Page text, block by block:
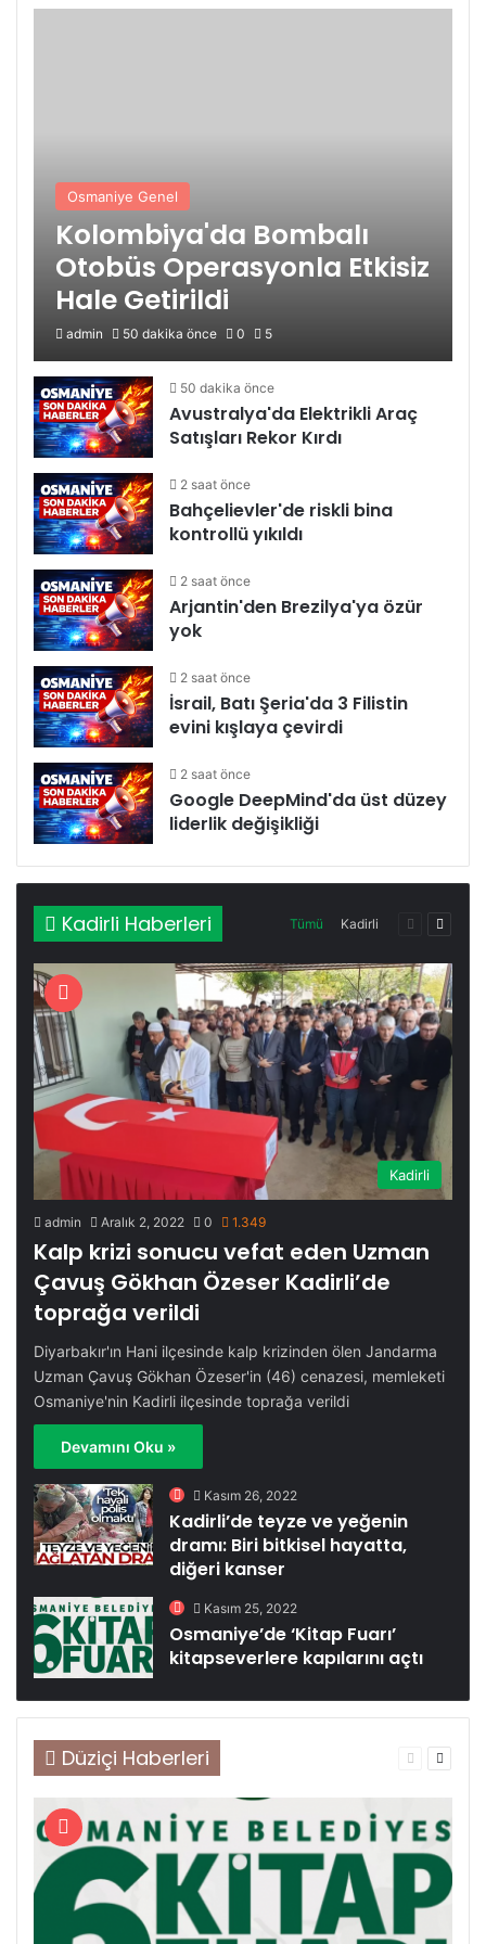
Osmaniye Genel
Kolombiya'da Bombalı
Otobüs Operasyonla Etkisiz
Hale Getirildi
admin 50 dakika önce 0 5
50 dakika önce
Avustralya'da Elektrikli Araç
Satışları Rekor Kırdı
2 saat önce
Bahçelievler'de riskli bina
kontrollü yıkıldı
2 saat önce
Arjantin'den Brezilya'ya özür
yok
2 saat önce
İsrail, Batı Şeria'da 3 Filistin
evini kışlaya çevirdi
2 saat önce
Google DeepMind'da üst düzey
liderlik değişikliği
Kadirli Haberleri Tümü Kadirli
Önceki
Kadirli
admin Aralık 2, 2022 0 1.349
Kalp krizi sonucu vefat eden Uzman
Çavuş Gökhan Özeser Kadirli’de
toprağa verildi
Diyarbakır'ın Hani ilçesinde kalp krizinden ölen Jandarma
Uzman Çavuş Gökhan Özeser'in (46) cenazesi, memleketi
Osmaniye'nin Kadirli ilçesinde toprağa verildi
Devamını Oku »
Kasım 26, 2022
Kadirli’de teyze ve yeğenin
dramı: Biri bitkisel hayatta,
diğeri kanser
Kasım 25, 2022
Osmaniye’de ‘Kitap Fuarı’
kitapseverlere kapılarını açtı
Düziçi Haberleri
Önceki